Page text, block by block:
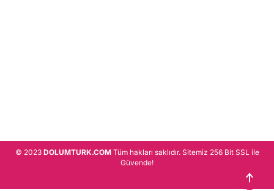
© 2023 DOLUMTURK.COMTüm hakları saklıdır. Sitemiz 256 Bit SSL ile
Güvende!